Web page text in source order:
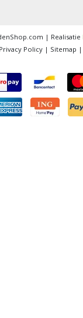
| Realisatie
Privacy Policy | Sitemap |